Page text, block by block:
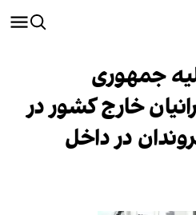
جمهوری
خارج کشور در
در داخل